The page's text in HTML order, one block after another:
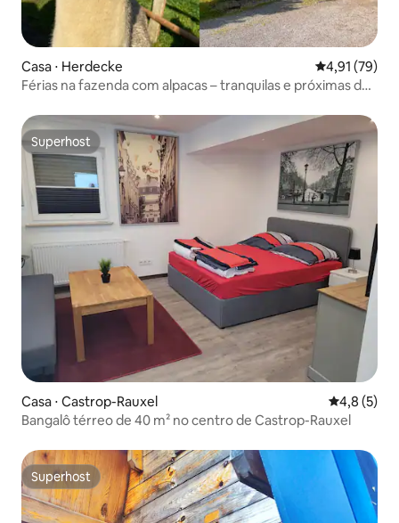
Casa ⋅ Herdecke 4,91 de uma
4,91 (79)
Férias na fazenda com alpacas – tranquilas e próximas da
Superhost
Superhost
Casa ⋅ Castrop-Rauxel 4,8 de
4,8 (5)
Bangalô térreo de 40 m² no centro de Castrop-Rauxel
Superhost
Superhost